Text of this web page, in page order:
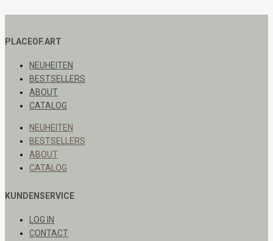
PLACEOF.ART
NEUHEITEN
BESTSELLERS
ABOUT
CATALOG
NEUHEITEN
BESTSELLERS
ABOUT
CATALOG
KUNDENSERVICE
LOG IN
CONTACT